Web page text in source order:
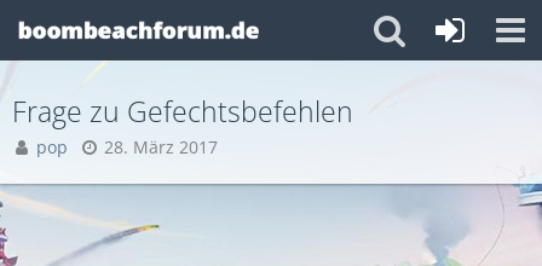
Frage zu Gefechtsbefehlen
pop 28. März 2017